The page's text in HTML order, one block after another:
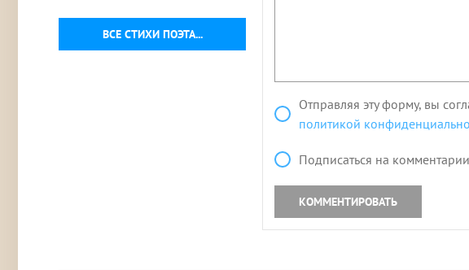
ВСЕ СТИХИ ПОЭТА...
Отправляя эту форму, вы
политикой
Подписаться на
КОММЕНТИРОВАТЬ